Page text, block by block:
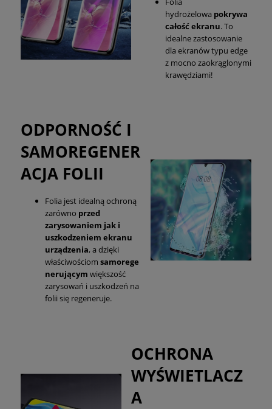
hydrożelowa pokrywa
całość ekranu. To
idealne zastosowanie
dla ekranów typu edge
z mocno zaokrąglonymi
krawędziami!
ODPORNOŚĆ I
SAMOREGENER
ACJA FOLII
Folia jest idealną ochroną
zarówno przed
zarysowaniem jak i
uszkodzeniem ekranu
urządzenia, a dzięki
właściwościom samorege
nerującym większość
zarysowań i uszkodzeń na
folii się regeneruje.
OCHRONA
WYŚWIETLACZ
A